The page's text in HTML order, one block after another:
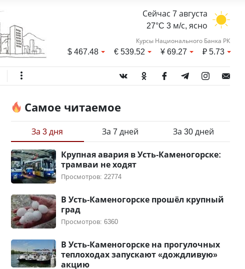
Сейчас 7 августа
27°C 3 м/с, ясно
Курсы Национального Банка РК
$467.48 €539.52 ¥69.27 ₽5.73
Самое читаемое
За 3 дня За 7 дней За 30 дней
Крупная авария в Усть-Каменогорске:
трамваи не ходят
Просмотров: 22774
В Усть-Каменогорске прошёл крупный
град
Просмотров: 6360
В Усть-Каменогорске на прогулочных
теплоходах запускают «дождливую»
акцию